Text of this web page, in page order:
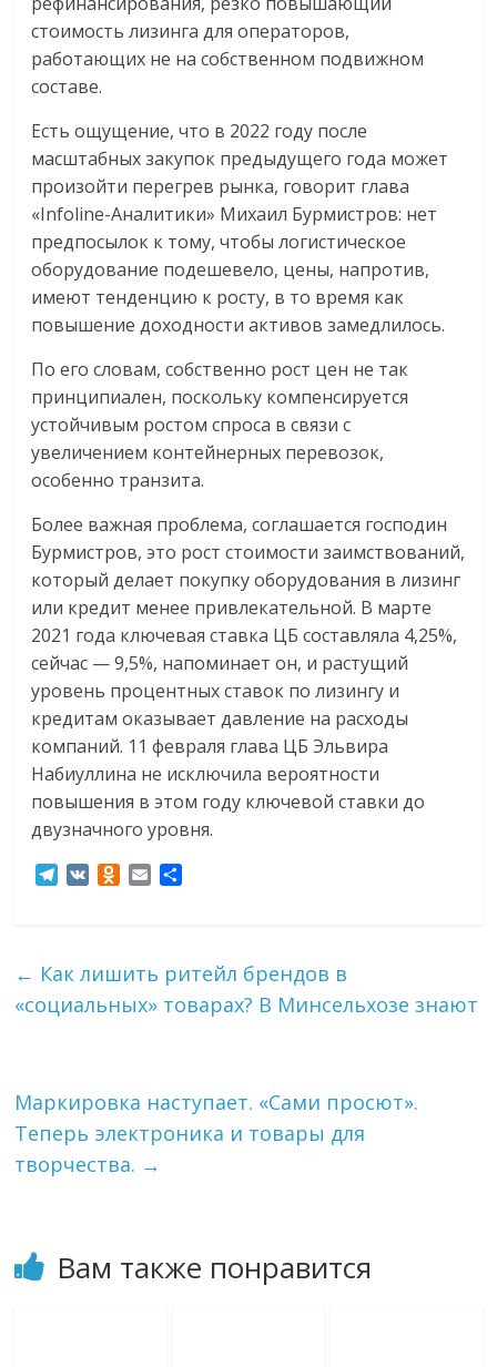
стоимость лизинга для операторов,
работающих не на собственном подвижном
составе.
Есть ощущение, что в 2022 году после
масштабных закупок предыдущего года может
произойти перегрев рынка, говорит глава
«Infoline-Аналитики» Михаил Бурмистров: нет
предпосылок к тому, чтобы логистическое
оборудование подешевело, цены, напротив,
имеют тенденцию к росту, в то время как
повышение доходности активов замедлилось.
По его словам, собственно рост цен не так
принципиален, поскольку компенсируется
устойчивым ростом спроса в связи с
увеличением контейнерных перевозок,
особенно транзита.
Более важная проблема, соглашается господин
Бурмистров, это рост стоимости заимствований,
который делает покупку оборудования в лизинг
или кредит менее привлекательной. В марте
2021 года ключевая ставка ЦБ составляла 4,25%,
сейчас — 9,5%, напоминает он, и растущий
уровень процентных ставок по лизингу и
кредитам оказывает давление на расходы
компаний. 11 февраля глава ЦБ Эльвира
Набиуллина не исключила вероятности
повышения в этом году ключевой ставки до
двузначного уровня.
T
r
a
V
O
l
a
i
k
i
E
в
и
← Как лишить ритейл брендов в
«социальных» товарах? В Минсельхозе знают
Маркировка наступает. «Сами просют».
Теперь электроника и товары для
творчества. →
Вам также понравится